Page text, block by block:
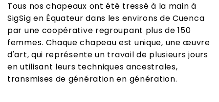
Tous nos chapeaux ont été tressé à la main à
SigSig en Équateur dans les environs de Cuenca
par une coopérative regroupant plus de 150
femmes. Chaque chapeau est unique, une œuvre
d'art, qui représente un travail de plusieurs jours
en utilisant leurs techniques ancestrales,
transmises de génération en génération.